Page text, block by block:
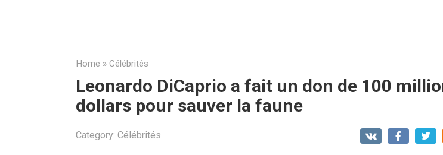
Home » Célébrités
Leonardo DiCaprio a fait un don de 100
dollars pour sauver la faune
Category: Célébrités